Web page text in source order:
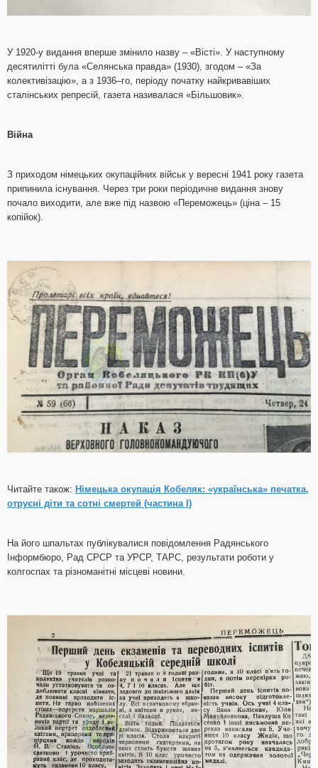
У 1920-у видання вперше змінило назву – «Вісті». У наступному
десятилітті була «Селянська правда» (1930), згодом – «За
колективізацію», а з 1936–го, періоду початку найкривавіших
сталінських репресій, газета називалася «Більшовик».
Війна
З приходом німецьких окупаційних військ у вересні 1941 року газета
припинила існування. Через три роки періодичне видання знову
почало виходити, але вже під назвою «Переможець» (ціна – 15
копійок).
Читайте також: Німецька окупація Кобеляк: «українська» печатка,
отруєні діти та сотні смертей (частина І)
На його шпальтах публікувалися повідомлення Радянського
Інформбюро, Рад СРСР та УРСР, ТАРС, результати роботи у
колгоспах та різноманітні місцеві новини.